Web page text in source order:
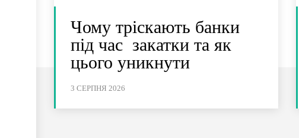
Чому тріскають банки
під час закатки та як
цього уникнути
3 СЕРПНЯ 2026